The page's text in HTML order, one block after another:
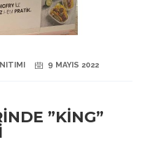
9 MAYIS 2022
”KING”